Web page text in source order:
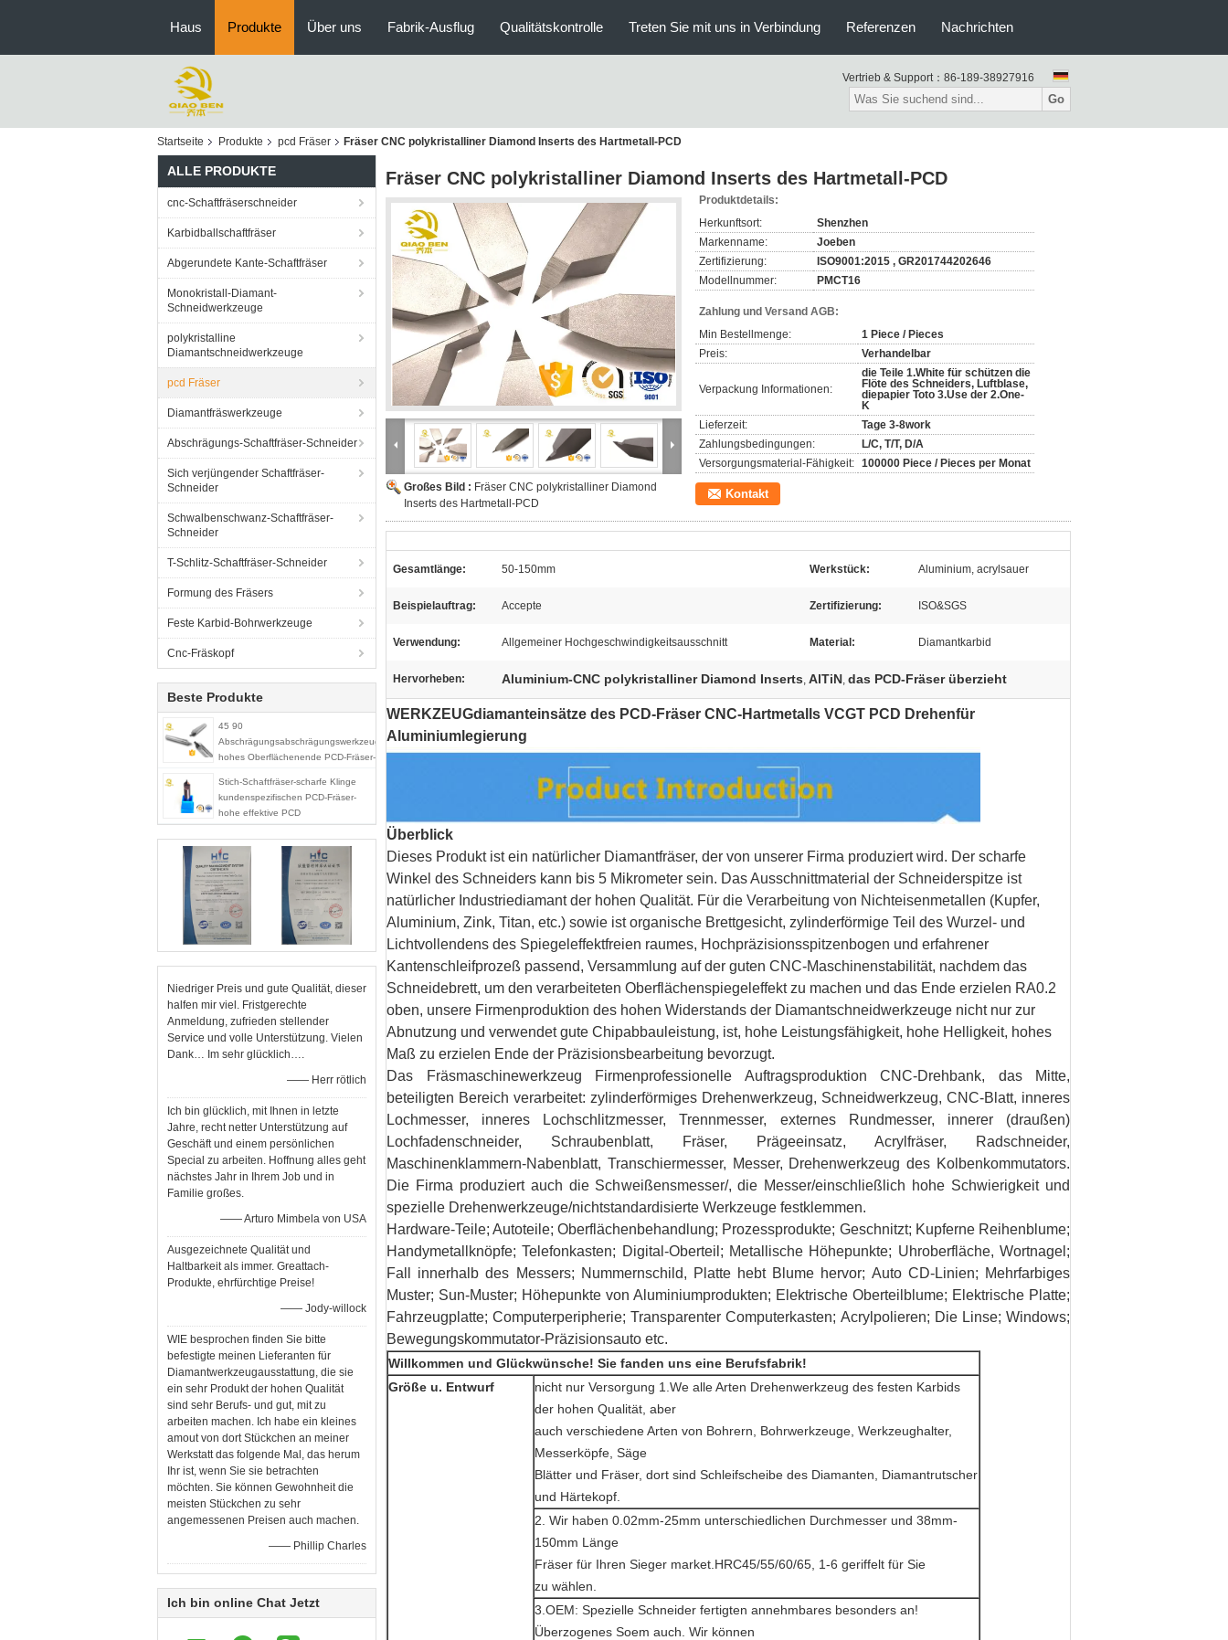
Haus Produkte Über uns Fabrik-Ausflug Qualitätskontrolle Treten Sie mit uns in Verbindung Referenzen Nachrichten
Vertrieb & Support： 86-189-38927916
Go
Startseite Produkte pcd Fräser Fräser CNC polykristalliner Diamond Inserts des Hartmetall-PCD
ALLE PRODUKTE
cnc-Schaftfräserschneider
Karbidballschaftfräser
Abgerundete Kante-Schaftfräser
Monokristall-Diamant-
Schneidwerkzeuge
polykristalline
Diamantschneidwerkzeuge
pcd Fräser
Diamantfräswerkzeuge
Abschrägungs-Schaftfräser-Schneider
Sich verjüngender Schaftfräser-
Schneider
Schwalbenschwanz-Schaftfräser-
Schneider
T-Schlitz-Schaftfräser-Schneider
Formung des Fräsers
Feste Karbid-Bohrwerkzeuge
Cnc-Fräskopf
Beste Produkte
45 90
Abschrägungsabschrägungswerkzeug-
hohes Oberflächenende PCD-Fräser-
Stich-Schaftfräser-scharfe Klinge
kundenspezifischen PCD-Fräser-
hohe effektive PCD
Niedriger Preis und gute Qualität, dieser
halfen mir viel. Fristgerechte
Anmeldung, zufrieden stellender
Service und volle Unterstützung. Vielen
Dank… Im sehr glücklich….
—— Herr rötlich
Ich bin glücklich, mit Ihnen in letzte
Jahre, recht netter Unterstützung auf
Geschäft und einem persönlichen
Special zu arbeiten. Hoffnung alles geht
nächstes Jahr in Ihrem Job und in
Familie großes.
—— Arturo Mimbela von USA
Ausgezeichnete Qualität und
Haltbarkeit als immer. Greattach-
Produkte, ehrfürchtige Preise!
—— Jody-willock
WIE besprochen finden Sie bitte
befestigte meinen Lieferanten für
Diamantwerkzeugausstattung, die sie
ein sehr Produkt der hohen Qualität
sind sehr Berufs- und gut, mit zu
arbeiten machen. Ich habe ein kleines
amout von dort Stückchen an meiner
Werkstatt das folgende Mal, das herum
Ihr ist, wenn Sie sie betrachten
möchten. Sie können Gewohnheit die
meisten Stückchen zu sehr
angemessenen Preisen auch machen.
—— Phillip Charles
Ich bin online Chat Jetzt
Fräser CNC polykristalliner Diamond Inserts des Hartmetall-PCD
Großes Bild : Fräser CNC polykristalliner Diamond
Inserts des Hartmetall-PCD
Produktdetails:
Herkunftsort:
Shenzhen
Markenname:
Joeben
Zertifizierung:
ISO9001:2015 , GR201744202646
Modellnummer:
PMCT16
Zahlung und Versand AGB:
Min Bestellmenge:
1 Piece / Pieces
Preis:
Verhandelbar
Verpackung Informationen:
die Teile 1.White für schützen die
Flöte des Schneiders, Luftblase,
diepapier Toto 3.Use der 2.One-
K
Lieferzeit:
Tage 3-8work
Zahlungsbedingungen:
L/C, T/T, D/A
Versorgungsmaterial-Fähigkeit: 100000 Piece / Pieces per Monat
Kontakt
Gesamtlänge: 50-150mm Werkstück: Aluminium, acrylsauer
Beispielauftrag: Accepte Zertifizierung: ISO&SGS
Verwendung: Allgemeiner Hochgeschwindigkeitsausschnitt Material: Diamantkarbid
Hervorheben: Aluminium-CNC polykristalliner Diamond Inserts, AlTiN, das PCD-Fräser überzieht
WERKZEUGdiamanteinsätze des PCD-Fräser CNC-Hartmetalls VCGT PCD Drehenfür
Aluminiumlegierung
Überblick
Dieses Produkt ist ein natürlicher Diamantfräser, der von unserer Firma produziert wird. Der scharfe
Winkel des Schneiders kann bis 5 Mikrometer sein. Das Ausschnittmaterial der Schneiderspitze ist
natürlicher Industriediamant der hohen Qualität. Für die Verarbeitung von Nichteisenmetallen (Kupfer,
Aluminium, Zink, Titan, etc.) sowie ist organische Brettgesicht, zylinderförmige Teil des Wurzel- und
Lichtvollendens des Spiegeleffektfreien raumes, Hochpräzisionsspitzenbogen und erfahrener
Kantenschleifprozeß passend, Versammlung auf der guten CNC-Maschinenstabilität, nachdem das
Schneidebrett, um den verarbeiteten Oberflächenspiegeleffekt zu machen und das Ende erzielen RA0.2
oben, unsere Firmenproduktion des hohen Widerstands der Diamantschneidwerkzeuge nicht nur zur
Abnutzung und verwendet gute Chipabbauleistung, ist, hohe Leistungsfähigkeit, hohe Helligkeit, hohes
Maß zu erzielen Ende der Präzisionsbearbeitung bevorzugt.
Das Fräsmaschinewerkzeug Firmenprofessionelle Auftragsproduktion CNC-Drehbank, das Mitte,
beteiligten Bereich verarbeitet: zylinderförmiges Drehenwerkzeug, Schneidwerkzeug, CNC-Blatt, inneres
Lochmesser, inneres Lochschlitzmesser, Trennmesser, externes Rundmesser, innerer (draußen)
Lochfadenschneider, Schraubenblatt, Fräser, Prägeeinsatz, Acrylfräser, Radschneider,
Maschinenklammern-Nabenblatt, Transchiermesser, Messer, Drehenwerkzeug des Kolbenkommutators.
Die Firma produziert auch die Schweißensmesser/, die Messer/einschließlich hohe Schwierigkeit und
spezielle Drehenwerkzeuge/nichtstandardisierte Werkzeuge festklemmen.
Hardware-Teile; Autoteile; Oberflächenbehandlung; Prozessprodukte; Geschnitzt; Kupferne Reihenblume;
Handymetallknöpfe; Telefonkasten; Digital-Oberteil; Metallische Höhepunkte; Uhroberfläche, Wortnagel;
Fall innerhalb des Messers; Nummernschild, Platte hebt Blume hervor; Auto CD-Linien; Mehrfarbiges
Muster; Sun-Muster; Höhepunkte von Aluminiumprodukten; Elektrische Oberteilblume; Elektrische Platte;
Fahrzeugplatte; Computerperipherie; Transparenter Computerkasten; Acrylpolieren; Die Linse; Windows;
Bewegungskommutator-Präzisionsauto etc.
Willkommen und Glückwünsche! Sie fanden uns eine Berufsfabrik!
Größe u. Entwurf
nicht nur Versorgung 1.We alle Arten Drehenwerkzeug des festen Karbids
der hohen Qualität, aber
auch verschiedene Arten von Bohrern, Bohrwerkzeuge, Werkzeughalter,
Messerköpfe, Säge
Blätter und Fräser, dort sind Schleifscheibe des Diamanten, Diamantrutscher
und Härtekopf.
2. Wir haben 0.02mm-25mm unterschiedlichen Durchmesser und 38mm-
150mm Länge
Fräser für Ihren Sieger market.HRC45/55/60/65, 1-6 geriffelt für Sie
zu wählen.
3.OEM: Spezielle Schneider fertigten annehmbares besonders an!
Überzogenes Soem auch. Wir können